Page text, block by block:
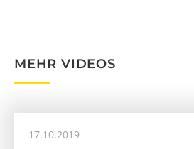
MEHR VIDEOS
17.10.2019